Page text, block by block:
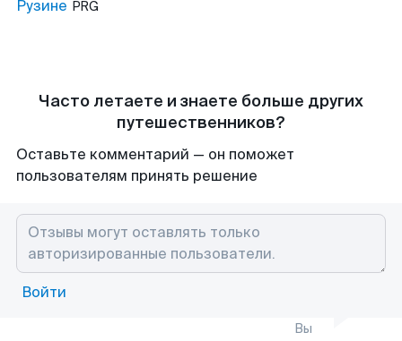
Рузине PRG
Часто летаете и знаете больше других
путешественников?
Оставьте комментарий — он поможет
пользователям принять решение
Войти
Вы